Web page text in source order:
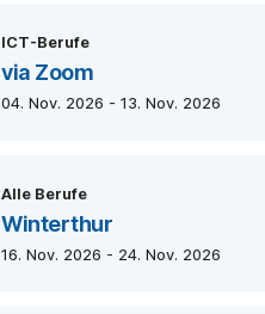
ICT-Berufe
via Zoom
04. Nov. 2026 - 13. Nov. 2026
Alle Berufe
Winterthur
16. Nov. 2026 - 24. Nov. 2026